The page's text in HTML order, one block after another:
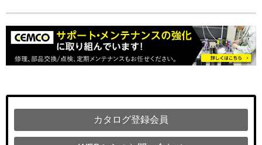
カタログ登録会員